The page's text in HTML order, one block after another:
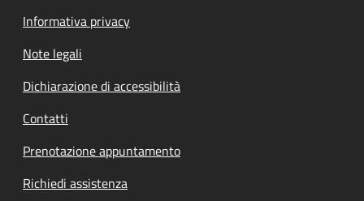
Informativa privacy
Note legali
Dichiarazione di accessibilità
Contatti
Prenotazione appuntamento
Richiedi assistenza